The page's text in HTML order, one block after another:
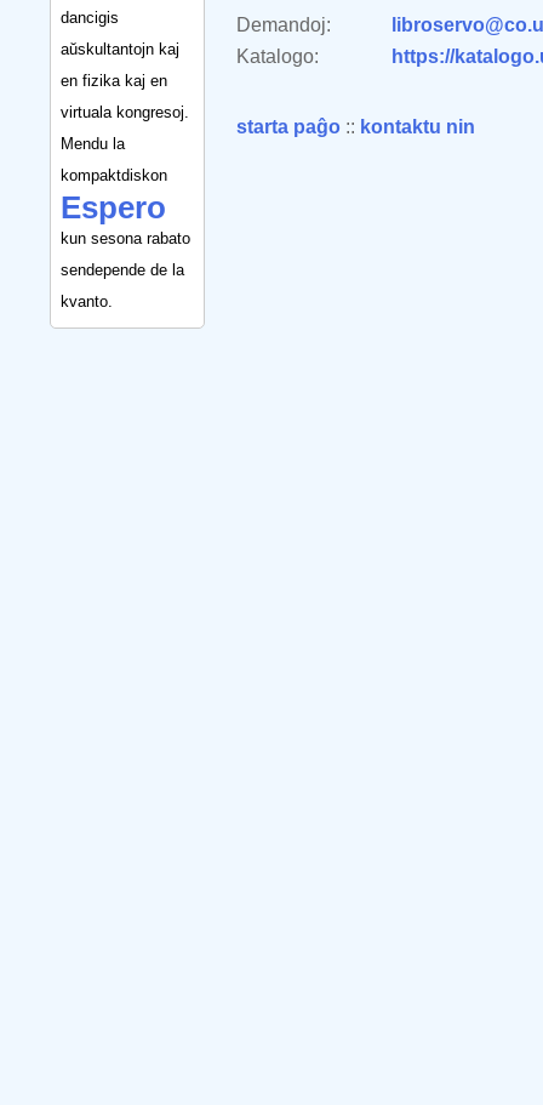
dancigis
aŭskultantojn kaj
en fizika kaj en
virtuala kongresoj.
Mendu la
kompaktdiskon
Espero
kun sesona rabato
sendepende de la
kvanto.
Demandoj:
Katalogo:
https://
starta paĝo :: kontaktu nin